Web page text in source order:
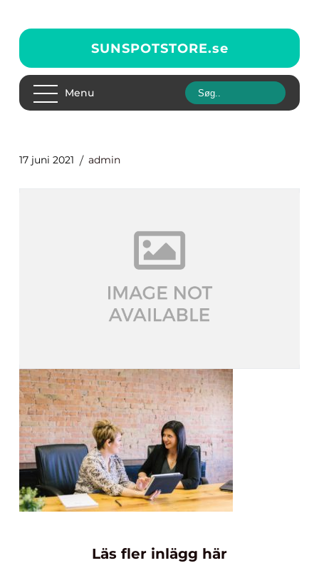
SUNSPOTSTORE.se
Menu
17 juni 2021 admin
Läs fler inlägg här